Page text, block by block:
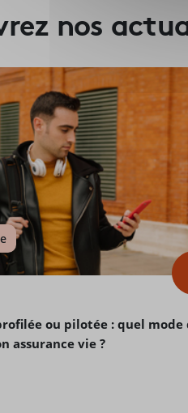
nos
ou pilotée : quel mode
assurance vie ?